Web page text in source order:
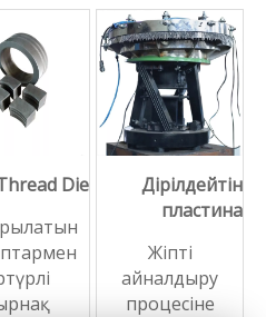
Дірілдейтін
пластина
Жіпті
айналдыру
процесіне
Die